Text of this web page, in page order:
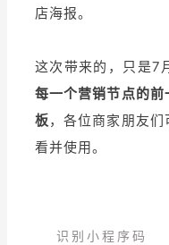
店海报。
这次带来的，只是7
每一个营销节点的
板，各位商家朋友们
看并使用。
识别小程序码